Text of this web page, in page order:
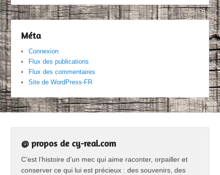
Méta
Connexion
Flux des publications
Flux des commentaires
Site de WordPress-FR
@ propos de cy-real.com
C’est l’histoire d’un mec qui aime raconter, orpailler et
conserver ce qui lui est précieux : des souvenirs, des